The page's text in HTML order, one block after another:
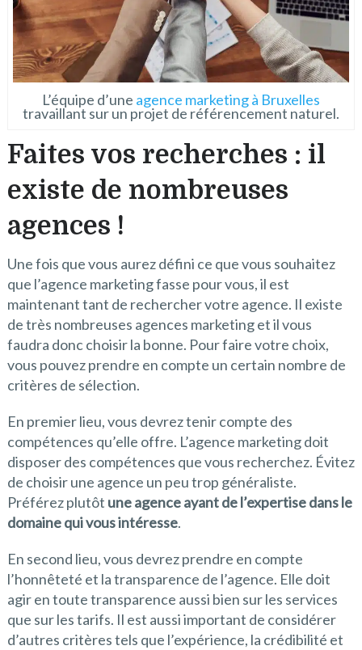
L’équipe d’une agence marketing à Bruxelles
travaillant sur un projet de référencement naturel.
Faites vos recherches : il
existe de nombreuses
agences !
Une fois que vous aurez défini ce que vous souhaitez
que l’agence marketing fasse pour vous, il est
maintenant tant de rechercher votre agence. Il existe
de très nombreuses agences marketing et il vous
faudra donc choisir la bonne. Pour faire votre choix,
vous pouvez prendre en compte un certain nombre de
critères de sélection.
En premier lieu, vous devrez tenir compte des
compétences qu’elle offre. L’agence marketing doit
disposer des compétences que vous recherchez. Évitez
de choisir une agence un peu trop généraliste.
Préférez plutôt une agence ayant de l’expertise dans le
domaine qui vous intéresse.
En second lieu, vous devrez prendre en compte
l’honnêteté et la transparence de l’agence. Elle doit
agir en toute transparence aussi bien sur les services
que sur les tarifs. Il est aussi important de considérer
d’autres critères tels que l’expérience, la crédibilité et